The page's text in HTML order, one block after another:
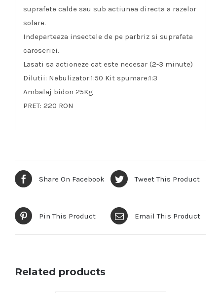
suprafete calde sau sub actiunea directa a razelor
solare.
Indeparteaza insectele de pe parbriz si suprafata
caroseriei.
Lasati sa actioneze cat este necesar (2-3 minute)
Dilutii: Nebulizator:1:50 Kit spumare:1:3
Ambalaj bidon 25Kg
PRET: 220 RON
Share On Facebook Tweet This Product
Pin This Product Email This Product
Related products